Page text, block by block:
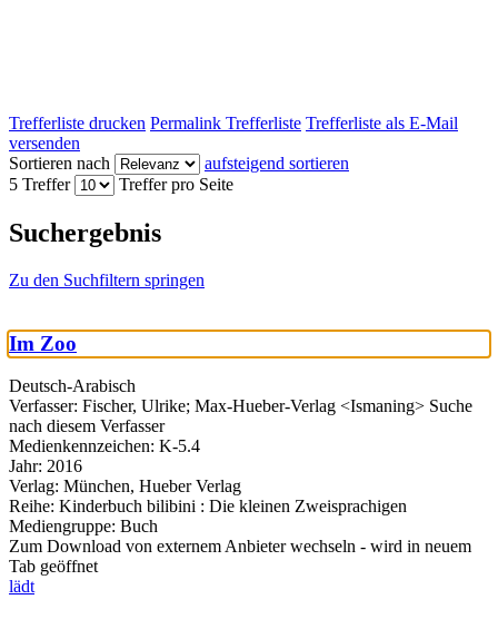
Trefferliste drucken Permalink Trefferliste Trefferliste als E-Mail
versenden
Sortieren nach
aufsteigend sortieren
5 Treffer
Treffer pro Seite
Suchergebnis
Zu den Suchfiltern springen
Im Zoo
Deutsch-Arabisch
Verfasser: Fischer, Ulrike; Max-Hueber-Verlag <Ismaning> Suche
nach diesem Verfasser
Medienkennzeichen: K-5.4
Jahr: 2016
Verlag: München, Hueber Verlag
Reihe: Kinderbuch bilibini : Die kleinen Zweisprachigen
Mediengruppe: Buch
Zum Download von externem Anbieter wechseln - wird in neuem
Tab geöffnet
lädt